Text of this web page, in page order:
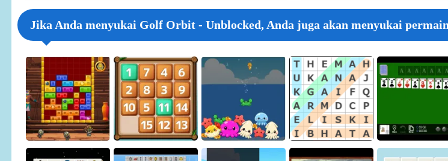
Jika Anda menyukai Golf Orbit - Unblocked, Anda juga akan menyukai